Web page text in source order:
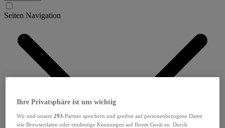
Seiten Navigation
Ihre Privatsphäre ist uns wichtig
Wir und unsere293-Partner speichern und greifen auf personenbezogene Daten
wie Browserdaten oder eindeutige Kennungen auf Ihrem Gerät zu. Durch